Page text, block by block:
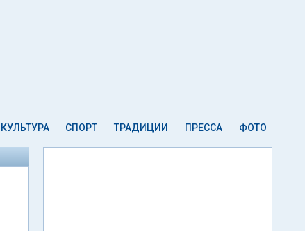
КУЛЬТУРА СПОРТ ТРАДИЦИИ ПРЕССА ФОТО